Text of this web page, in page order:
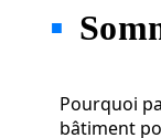
Pourquoi
bâtiment